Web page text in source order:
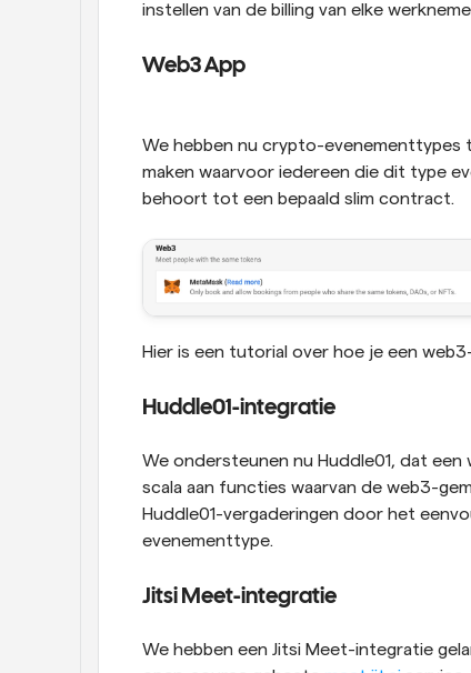
instellen van de billing van elke
Web3 App
We hebben nu crypto-evenementtypes
maken waarvoor iedereen die dit type
behoort tot een bepaald slim contract.
Hier is een tutorial over hoe je een
Huddle01-integratie
We ondersteunen nu Huddle01, dat
scala aan functies waarvan de web3-
Huddle01-vergaderingen door het
evenementtype.
Jitsi Meet-integratie
We hebben een Jitsi Meet-integratie